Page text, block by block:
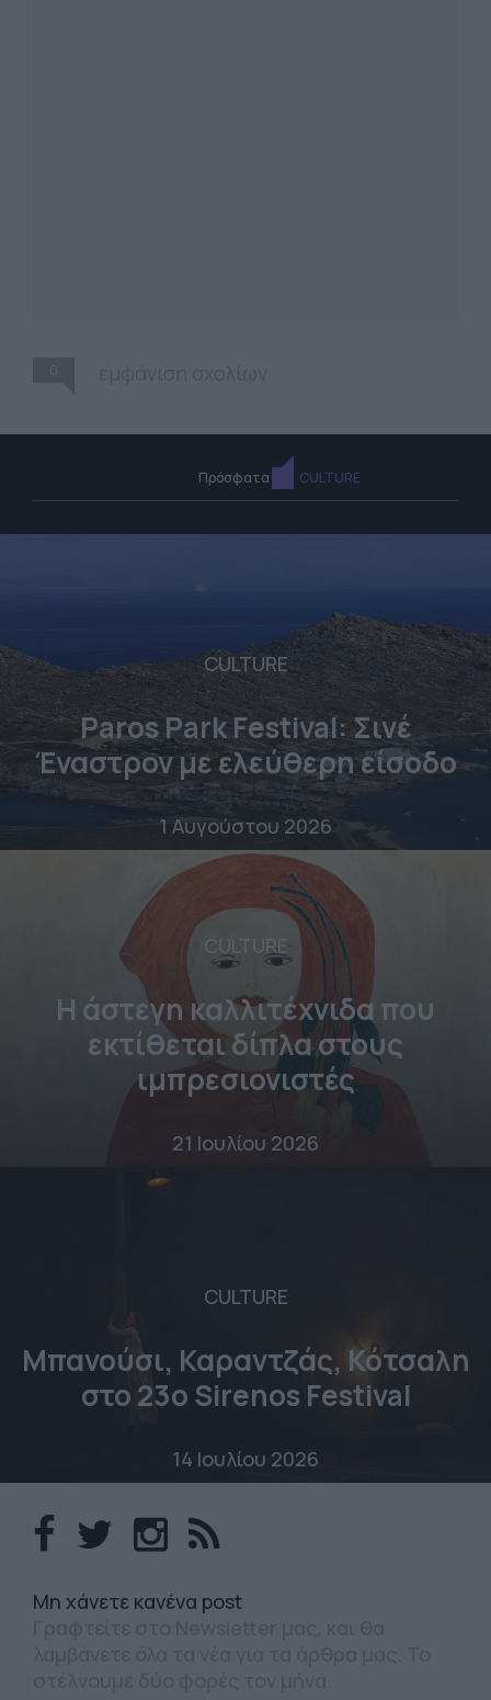
Πρόσφατα CULTURE
CULTURE
Paros Park Festival: Σινέ
Έναστρον με ελεύθερη είσοδο
1 Αυγούστου 2026
CULTURE
Η άστεγη καλλιτέχνιδα που
εκτίθεται δίπλα στους
ιμπρεσιονιστές
21 Ιουλίου 2026
CULTURE
Μπανούσι, Καραντζάς, Κότσαλη
στο 23o Sirenos Festival
14 Ιουλίου 2026
Mη χάνετε κανένα post